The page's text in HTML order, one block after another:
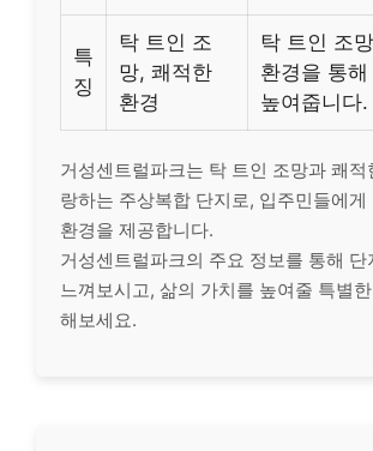
특
징
탁 트인 조
망, 쾌적한
환경
탁 트인 조
환경을 통
높여줍니다.
거성센트럴파크는 탁 트인 조망과 쾌
랑하는 주상복합 단지로, 입주민들에게
환경을 제공합니다.
거성센트럴파크의 주요 정보를 통해 단
느껴보시고, 삶의 가치를 높여줄 특별
해보세요.